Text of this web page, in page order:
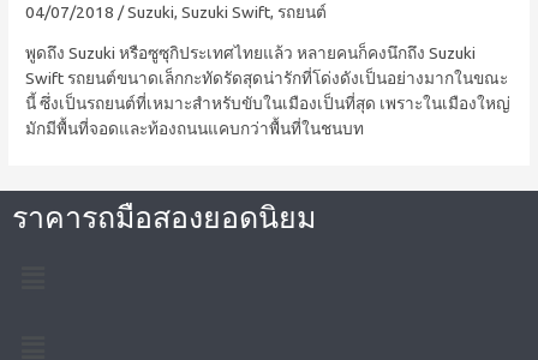
04/07/2018 /Suzuki,Suzuki Swift,รถยนต์
พูดถึง Suzuki หรือซูซุกิประเทศไทยแล้ว หลายคนก็คงนึกถึง Suzuki
Swift รถยนต์ขนาดเล็กกะทัดรัดสุดน่ารักที่โด่งดังเป็นอย่างมากในขณะ
นี้ ซึ่งเป็นรถยนต์ที่เหมาะสำหรับขับในเมืองเป็นที่สุด เพราะในเมืองใหญ่
มักมีพื้นที่จอดและท้องถนนแคบกว่าพื้นที่ในชนบท
ราคารถมือสองยอดนิยม